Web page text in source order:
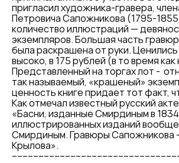
пригласил художника-гравера,
Петровича Сапожникова (1795-
количество иллюстраций —
экземпляров. Большая часть
была раскрашена от руки.
высоко, в 175 рублей (в то время
Представленный на торгах лот -
так называемый, «крашеный»
ценность книге придает тот факт,
Как отмечал известный русский
«Басни, изданные Смирдиным в
иллюстрированных изданий
Смирдиным. Гравюры Сапожникова
Крылова».